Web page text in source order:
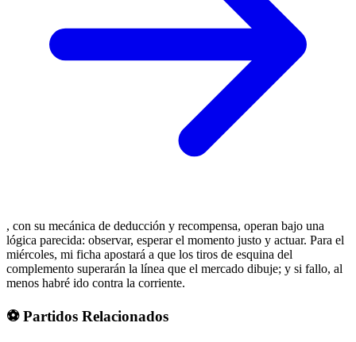
, con su mecánica de deducción y recompensa, operan bajo una
lógica parecida: observar, esperar el momento justo y actuar. Para el
miércoles, mi ficha apostará a que los tiros de esquina del
complemento superarán la línea que el mercado dibuje; y si fallo, al
menos habré ido contra la corriente.
⚽ Partidos Relacionados